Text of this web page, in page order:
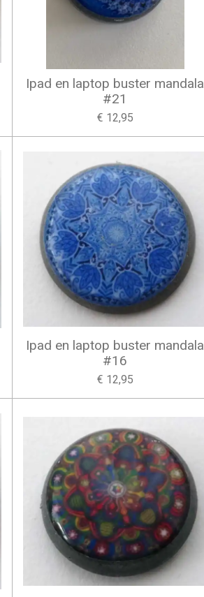
Ipad en laptop buster mandala
#21
€ 12,95
Ipad en laptop buster mandala
#16
€ 12,95